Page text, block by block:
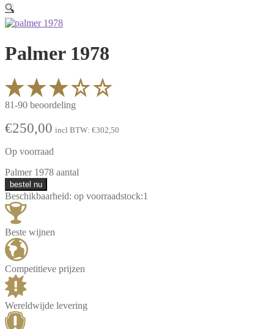
🔍
Palmer 1978
81-90 beoordeling
€250,00 incl BTW: €302,50
Op voorraad
Palmer 1978 aantal
bestel nu
Beschikbaarheid: op voorraadstock:1
Beste wijnen
Competitieve prijzen
Wereldwijde levering